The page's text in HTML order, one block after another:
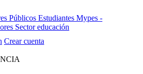
Públicos Estudiantes Mypes -
Sector educación
Crear cuenta